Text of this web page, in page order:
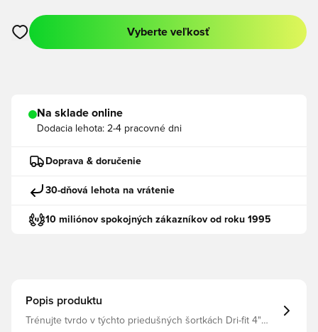
Otvorí modál na prihlásenie alebo registráciu ako člen
Vyberte veľkosť
Na sklade online
Dodacia lehota: 2-4 pracovné dni
Doprava & doručenie
30-dňová lehota na vrátenie
10 miliónov spokojných zákazníkov od roku 1995
Popis produktu
Trénujte tvrdo v týchto priedušných šortkách Dri-fit 4"